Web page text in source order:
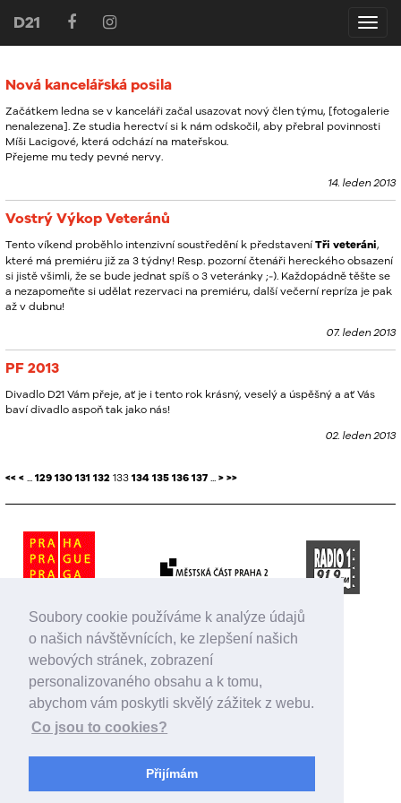
Soubory cookie používáme k analýze údajů
o našich návštěvnících, ke zlepšení našich
webových stránek, zobrazení
personalizovaného obsahu a k tomu,
abychom vám poskytli skvělý zážitek z webu.
Co jsou to cookies?
Přijímám
D21
D21
Nová kancelářská posila
Začátkem ledna se v kanceláři začal usazovat nový člen týmu, [fotogalerie
nenalezena]. Ze studia herectví si k nám odskočil, aby přebral povinnosti
Míši Lacigové, která odchází na mateřskou.
Přejeme mu tedy pevné nervy.
14. leden 2013
Vostrý Výkop Veteránů
Tento víkend proběhlo intenzivní soustředění k představení Tři veteráni,
které má premiéru již za 3 týdny! Resp. pozorní čtenáři hereckého obsazení
si jistě všimli, že se bude jednat spíš o 3 veteránky ;-). Každopádně těšte se
a nezapomeňte si udělat rezervaci na premiéru, další večerní repríza je pak
až v dubnu!
07. leden 2013
PF 2013
Divadlo D21 Vám přeje, ať je i tento rok krásný, veselý a úspěšný a ať Vás
baví divadlo aspoň tak jako nás!
02. leden 2013
<< < 129 130 131 132 133 134 135 136 137 > >>